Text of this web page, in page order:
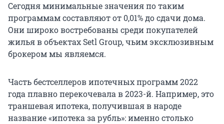
Сегодня минимальные значения по таким
программам составляют от 0,01% до сдачи дома.
Они широко востребованы среди покупателей
жилья в объектах Setl Group, чьим эксклюзивным
брокером мы являемся.
Часть бестселлеров ипотечных программ 2022
года плавно перекочевала в 2023-й. Например, это
траншевая ипотека, получившая в народе
название «ипотека за рубль»: именно столько